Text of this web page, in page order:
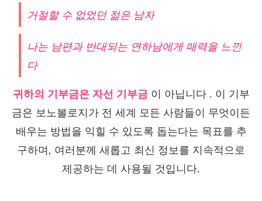
거절할 수 없었던 젊은 남자
나는 남편과 반대되는 연하남에게 매력을 느낀
다
귀하의 기부금은 자선 기부금이 아닙니다 . 이 기부
금은 보노볼로지가 전 세계 모든 사람들이 무엇이든
배우는 방법을 익힐 수 있도록 돕는다는 목표를 추
구하며, 여러분께 새롭고 최신 정보를 지속적으로
제공하는 데 사용될 것입니다.